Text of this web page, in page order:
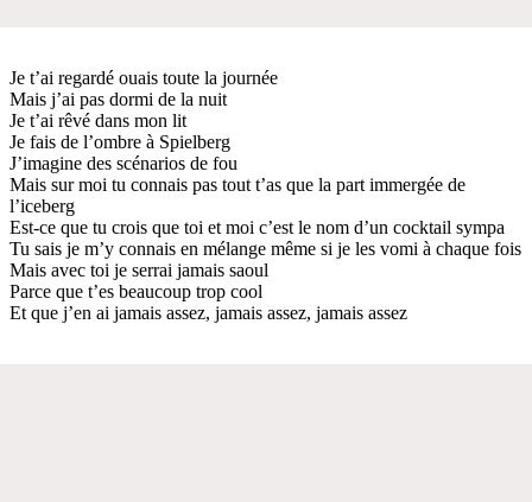
Je t’ai regardé ouais toute la journée
Mais j’ai pas dormi de la nuit
Je t’ai rêvé dans mon lit
Je fais de l’ombre à Spielberg
J’imagine des scénarios de fou
Mais sur moi tu connais pas tout t’as que la part immergée de
l’iceberg
Est-ce que tu crois que toi et moi c’est le nom d’un cocktail sympa
Tu sais je m’y connais en mélange même si je les vomi à chaque fois
Mais avec toi je serrai jamais saoul
Parce que t’es beaucoup trop cool
Et que j’en ai jamais assez, jamais assez, jamais assez